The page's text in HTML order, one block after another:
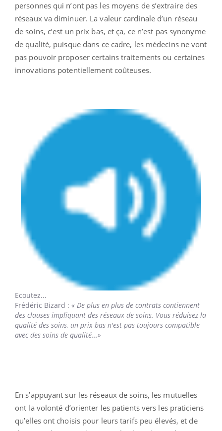
personnes qui n’ont pas les moyens de s’extraire des
réseaux va diminuer. La valeur cardinale d’un réseau
de soins, c’est un prix bas, et ça, ce n’est pas synonyme
de qualité, puisque dans ce cadre, les médecins ne vont
pas pouvoir proposer certains traitements ou certaines
innovations potentiellement coûteuses.
Ecoutez...
Frédéric Bizard : « De plus en plus de contrats contiennent
des clauses impliquant des réseaux de soins. Vous réduisez la
qualité des soins, un prix bas n'est pas toujours compatible
avec des soins de qualité...»
En s’appuyant sur les réseaux de soins, les mutuelles
ont la volonté d’orienter les patients vers les praticiens
qu’elles ont choisis pour leurs tarifs peu élevés, et de